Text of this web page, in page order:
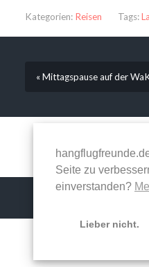
Kategorien: Reisen Tags:
« Mittagspause auf der
Kommentare
Seite zu
einverstanden?
Lieber nicht.